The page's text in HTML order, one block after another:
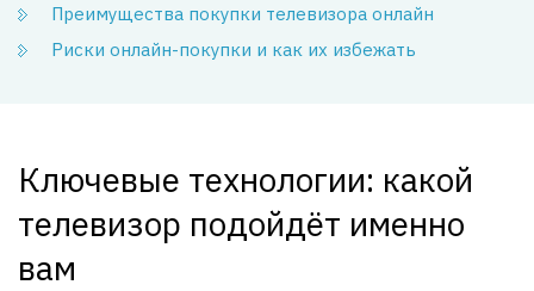
Преимущества покупки телевизора онлайн
Риски онлайн-покупки и как их избежать
Ключевые технологии: какой
телевизор подойдёт именно
вам